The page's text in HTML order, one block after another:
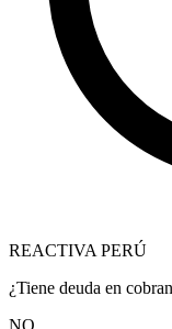
REACTIVA PERÚ
¿Tiene deuda en
NO